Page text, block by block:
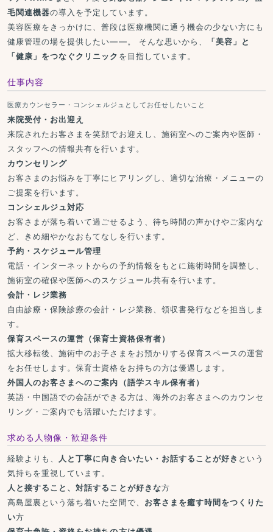
毛関連機器の導入を予定しています。
美容医療をきっかけに、普段は医療機関に通う機会の少ない方にも
健康管理の場を提供したい——。 そんな思いから、
「美容」と
「健康」をつなぐクリニック を目指しています。
仕事内容
医療カウンセラー・コンシェルジュとしてお任せしたいこと
来院受付・お出迎え
来院されたお客さまを笑顔でお迎えし、施術室へのご案内や医師・
スタッフへの情報共有を行います。
カウンセリング
お客さまのお悩みを丁寧にヒアリングし、適切な治療・メニューの
ご提案を行います。
コンシェルジュ対応
お客さまが落ち着いて過ごせるよう、待ち時間の声かけやご案内な
ど、きめ細やかなおもてなしを行います。
予約・スケジュール管理
電話・インターネットからの予約情報をもとに施術時間を調整し、
施術室の確保や医師へのスケジュール共有を行います。
会計・レジ業務
自由診療・保険診療の会計・レジ業務、領収書発行などを担当しま
す。
保育スペースの運営（保育士資格保有者）
拡大移転後、施術中のお子さまをお預かりする保育スペースの運営
をお任せします。保育士資格をお持ちの方は優遇します。
外国人のお客さまへのご案内（語学スキル保有者）
英語・中国語での会話ができる方は、海外のお客さまへのカウンセ
リング・ご案内でも活躍いただけます。
求める人物像・歓迎条件
経験よりも、 人と丁寧に向き合いたい・お話することが好き という
気持ちを重視しています。
人と接すること、対話することが好きな方
高島屋裏という落ち着いた空間で、 お客さまを癒す時間をつくりた
い方